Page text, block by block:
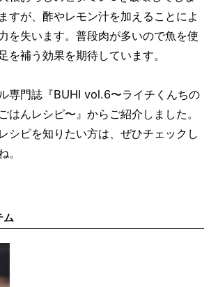
すが、酢やレモン汁を加えることによ
を失います。普段肉が多いので魚を使
を補う効果を期待しています。
専門誌『BUHI vol.6〜ライチくんちの
はんレシピ〜』からご紹介しました。
シピを知りたい方は、ぜひチェックし
。
ム